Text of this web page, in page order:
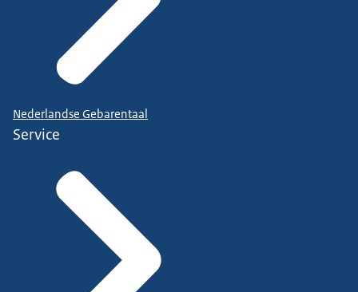
Nederlandse Gebarentaal
Service